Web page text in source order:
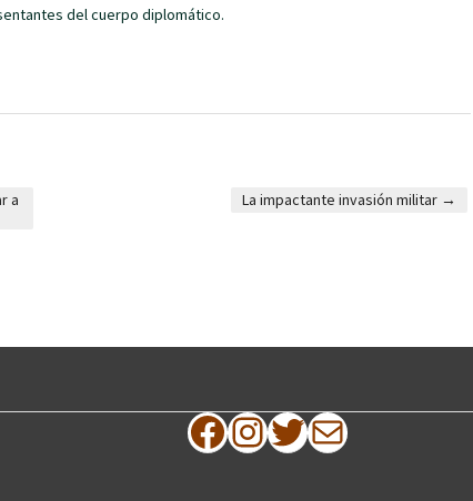
del cuerpo diplomático.
a
La impactante invasión militar →
Facebook
Instagram
Twitter
Correo electrónico